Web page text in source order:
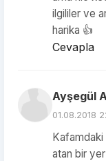
ilgililer ve
harika 👍
Cevapla
Ayşegül
01.08.2018
Kafamdaki
atan bir